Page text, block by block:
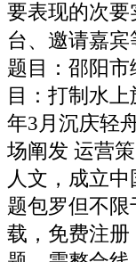
要表现的次
台、邀请嘉
题目：邵阳
目：打制水
年3月沉庆轻
场阐发 运营
人文，成立
题包罗但不
载，免费注册